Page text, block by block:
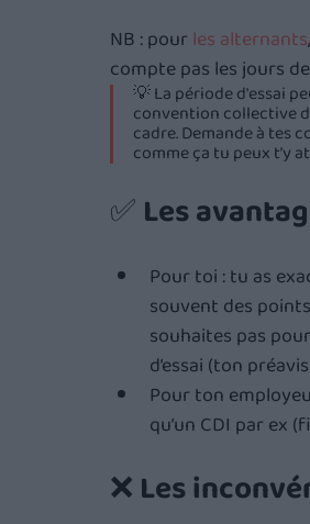
NB : pour les alternants
compte pas les jours
💡 La période d'essai
convention collective
cadre. Demande à tes
comme ça tu peux t’y
✅ Les
Pour toi : tu as
souvent des
souhaites pas
d’essai (ton
Pour ton
qu’un CDI par ex
❌ Les